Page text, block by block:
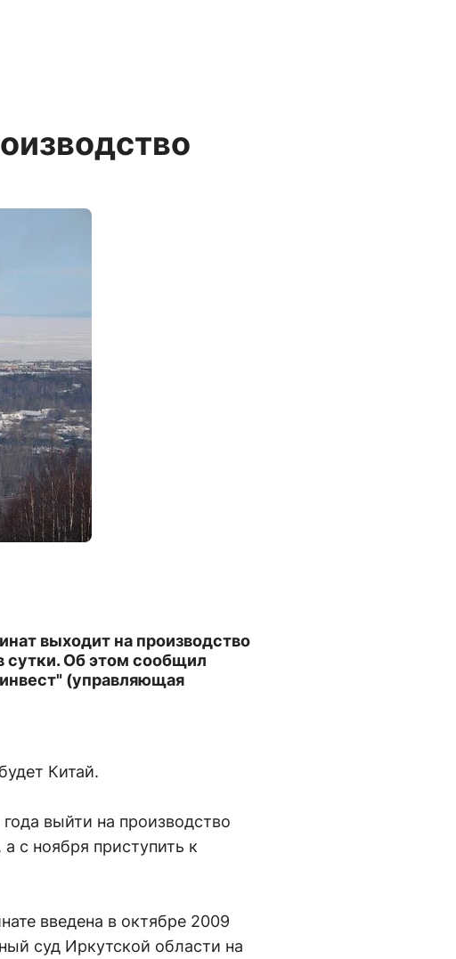
выходит на производство
сутки. Об этом сообщил
(управляющая
Китай.
выйти на производство
с ноября приступить к
введена в октябре 2009
суд Иркутской области на